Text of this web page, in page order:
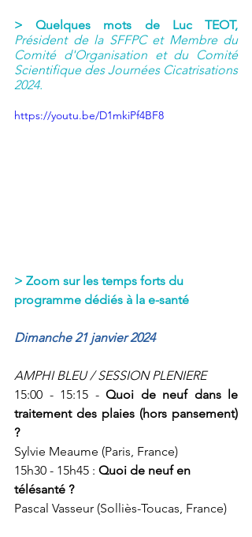
> Quelques mots de Luc TEOT,
Président de la SFFPC et Membre du
Comité d'Organisation et du Comité
Scientifique des Journées Cicatrisations
2024.
https://youtu.be/D1mkiPf4BF8
> Zoom sur les temps forts du
programme dédiés à la e-santé
Dimanche 21 janvier 2024
AMPHI BLEU / SESSION PLENIERE
15:00 - 15:15 - Quoi de neuf dans le
traitement des plaies (hors pansement)
?
Sylvie Meaume (Paris, France)
15h30 - 15h45 : Quoi de neuf en
télésanté ?
Pascal Vasseur (Solliès-Toucas, France)